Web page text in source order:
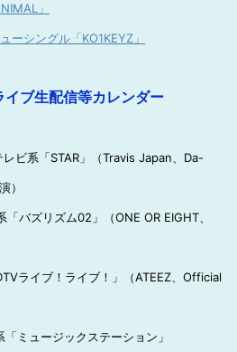
」
ーシングル「KO1KEYZ」
ブ生配信等カレンダー
ビ系「STAR」（Travis Japan、Da-
）
バズリズム02」（ONE OR EIGHT、
ライブ！ライブ！」（ATEEZ、Official
ミュージックステーション」